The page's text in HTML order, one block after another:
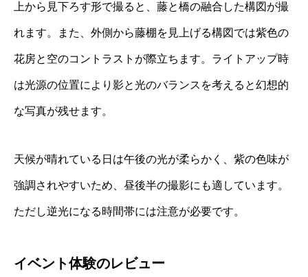
上から見下ろす形で撮ると、藤と橋の融合した構図が撮
れます。また、外側から藤棚を見上げる構図では紫色の
花房と空のコントラストが際立ちます。ライトアップ時
は光源の位置により影と光のバランスを考えると幻想的
な写真が残せます。
天候が晴れている日は午後の光が柔らかく、紫の色味が
強調されやすいため、昼後半の撮影にも適しています。
ただし逆光になる時間帯には注意が必要です。
イベント体験のレビュー